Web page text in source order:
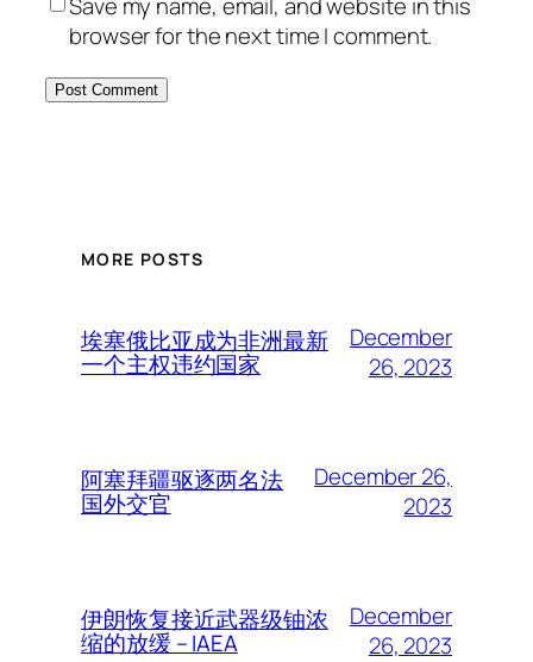
browser for the next time I comment.
MORE POSTS
埃塞俄比亚成为非洲最新
一个主权违约国家
December
26, 2023
阿塞拜疆驱逐两名法
国外交官
December 26,
2023
伊朗恢复接近武器级铀浓
缩的放缓 – IAEA
December
26, 2023